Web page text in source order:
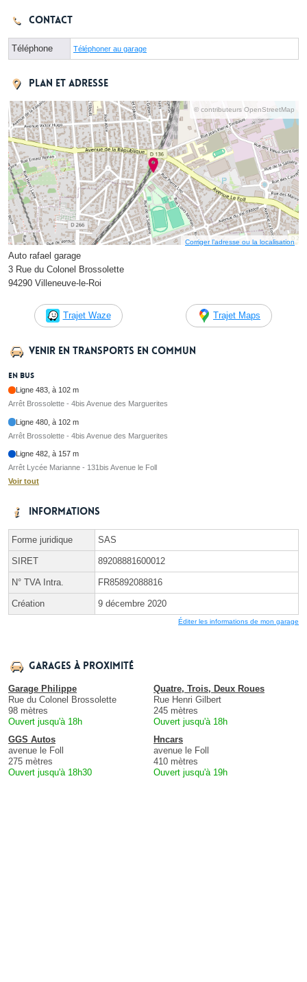
Contact
Téléphone Téléphoner au garage
Plan et adresse
© contributeurs OpenStreetMap
Corriger l’adresse ou la localisation
Auto rafael garage
3 Rue du Colonel Brossolette
94290 Villeneuve-le-Roi
Trajet Waze Trajet Maps
Venir en transports en commun
En bus
Ligne 483, à 102 m
Arrêt Brossolette - 4bis Avenue des Marguerites
Ligne 480, à 102 m
Arrêt Brossolette - 4bis Avenue des Marguerites
Ligne 482, à 157 m
Arrêt Lycée Marianne - 131bis Avenue le Foll
Voir tout
Informations
Forme juridique SAS
SIRET 89208881600012
N° TVA Intra. FR85892088816
Création 9 décembre 2020
Éditer les informations de mon garage
Garages à proximité
Garage Philippe
Rue du Colonel Brossolette
98 mètres
Ouvert jusqu'à 18h
Quatre, Trois, Deux Roues
Rue Henri Gilbert
245 mètres
Ouvert jusqu'à 18h
GGS Autos
avenue le Foll
275 mètres
Ouvert jusqu'à 18h30
Hncars
avenue le Foll
410 mètres
Ouvert jusqu'à 19h